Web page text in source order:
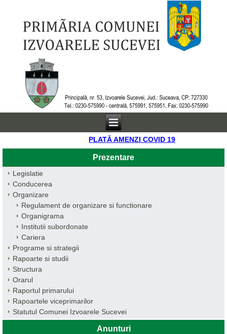
PLATĂ AMENZI COVID 19
Prezentare
Legislatie
Conducerea
Organizare
Regulament de organizare si functionare
Organigrama
Institutii subordonate
Cariera
Programe si strategii
Rapoarte si studii
Structura
Orarul
Raportul primarului
Rapoartele viceprimarilor
Statutul Comunei Izvoarele Sucevei
Anunturi